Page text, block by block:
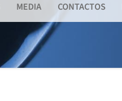
MEDIA CONTACTOS